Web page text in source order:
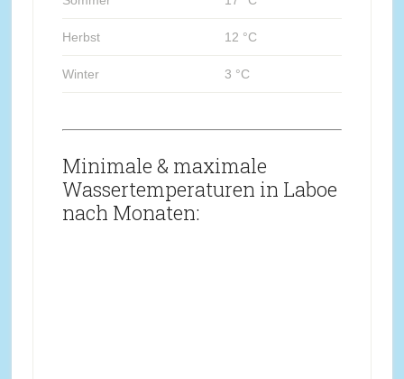
Herbst 12 °C
Winter 3 °C
Minimale & maximale
Wassertemperaturen in Laboe
nach Monaten: